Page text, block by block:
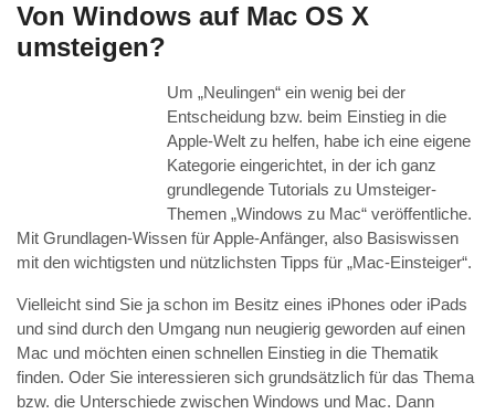
Von Windows auf Mac OS X
umsteigen?
Um „Neulingen“ ein wenig bei der
Entscheidung bzw. beim Einstieg in die
Apple-Welt zu helfen, habe ich eine eigene
Kategorie eingerichtet, in der ich ganz
grundlegende Tutorials zu Umsteiger-
Themen „Windows zu Mac“ veröffentliche.
Mit Grundlagen-Wissen für Apple-Anfänger, also Basiswissen
mit den wichtigsten und nützlichsten Tipps für „Mac-Einsteiger“.
Vielleicht sind Sie ja schon im Besitz eines iPhones oder iPads
und sind durch den Umgang nun neugierig geworden auf einen
Mac und möchten einen schnellen Einstieg in die Thematik
finden. Oder Sie interessieren sich grundsätzlich für das Thema
bzw. die Unterschiede zwischen Windows und Mac. Dann